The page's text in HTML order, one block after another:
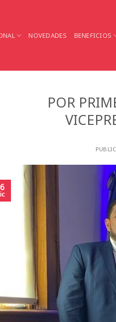
NOVEDADES BENEFICIOS
POR